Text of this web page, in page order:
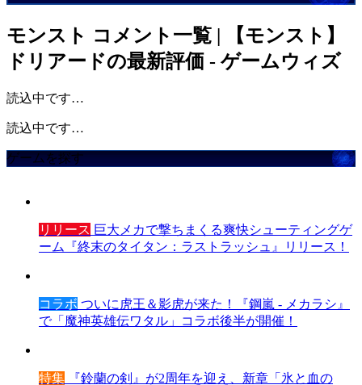
モンスト コメント一覧 | 【モンスト】
ドリアードの最新評価 - ゲームウィズ
読込中です…
読込中です…
ゲームを探す
リリース 巨大メカで撃ちまくる爽快シューティングゲ
ーム『終末のタイタン：ラストラッシュ』リリース！
コラボ ついに虎王＆影虎が来た！『鋼嵐 - メカラシ』
で「魔神英雄伝ワタル」コラボ後半が開催！
特集 『鈴蘭の剣』が2周年を迎え、新章「氷と血の